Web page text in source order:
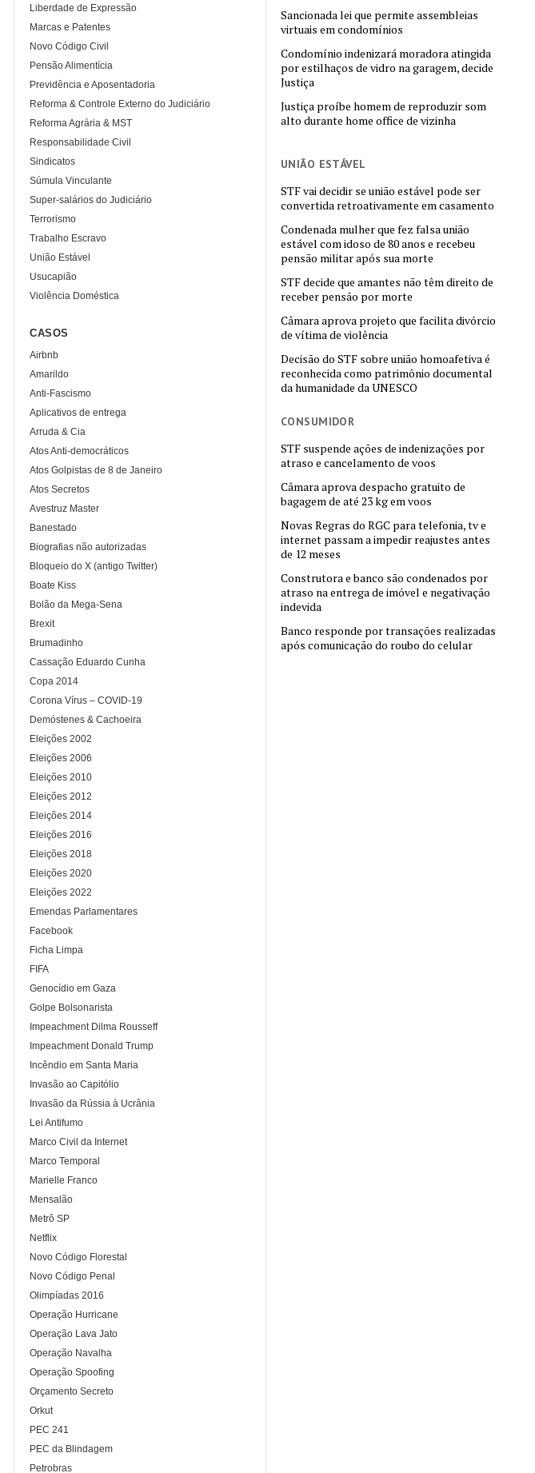
Sancionada lei que permite assembleias
virtuais em condomínios
Condomínio indenizará moradora atingida
por estilhaços de vidro na garagem, decide
Justiça
Justiça proíbe homem de reproduzir som
alto durante home office de vizinha
UNIÃO ESTÁVEL
STF vai decidir se união estável pode ser
convertida retroativamente em casamento
Condenada mulher que fez falsa união
estável com idoso de 80 anos e recebeu
pensão militar após sua morte
STF decide que amantes não têm direito de
receber pensão por morte
Câmara aprova projeto que facilita divórcio
de vítima de violência
Decisão do STF sobre união homoafetiva é
reconhecida como patrimônio documental
da humanidade da UNESCO
CONSUMIDOR
STF suspende ações de indenizações por
atraso e cancelamento de voos
Câmara aprova despacho gratuito de
bagagem de até 23 kg em voos
Novas Regras do RGC para telefonia, tv e
internet passam a impedir reajustes antes
de 12 meses
Construtora e banco são condenados por
atraso na entrega de imóvel e negativação
indevida
Banco responde por transações realizadas
após comunicação do roubo do celular
Liberdade de Expressão
Marcas e Patentes
Novo Código Civil
Pensão Alimentícia
Previdência e Aposentadoria
Reforma & Controle Externo do Judiciário
Reforma Agrária & MST
Responsabilidade Civil
Sindicatos
Súmula Vinculante
Super-salários do Judiciário
Terrorismo
Trabalho Escravo
União Estável
Usucapião
Violência Doméstica
CASOS
Airbnb
Amarildo
Anti-Fascismo
Aplicativos de entrega
Arruda & Cia
Atos Anti-democráticos
Atos Golpistas de 8 de Janeiro
Atos Secretos
Avestruz Master
Banestado
Biografias não autorizadas
Bloqueio do X (antigo Twitter)
Boate Kiss
Bolão da Mega-Sena
Brexit
Brumadinho
Cassação Eduardo Cunha
Copa 2014
Corona Vírus – COVID-19
Demóstenes & Cachoeira
Eleições 2002
Eleições 2006
Eleições 2010
Eleições 2012
Eleições 2014
Eleições 2016
Eleições 2018
Eleições 2020
Eleições 2022
Emendas Parlamentares
Facebook
Ficha Limpa
FIFA
Genocídio em Gaza
Golpe Bolsonarista
Impeachment Dilma Rousseff
Impeachment Donald Trump
Incêndio em Santa Maria
Invasão ao Capitólio
Invasão da Rússia à Ucrânia
Lei Antifumo
Marco Civil da Internet
Marco Temporal
Marielle Franco
Mensalão
Metrô SP
Netflix
Novo Código Florestal
Novo Código Penal
Olimpíadas 2016
Operação Hurricane
Operação Lava Jato
Operação Navalha
Operação Spoofing
Orçamento Secreto
Orkut
PEC 241
PEC da Blindagem
Petrobras